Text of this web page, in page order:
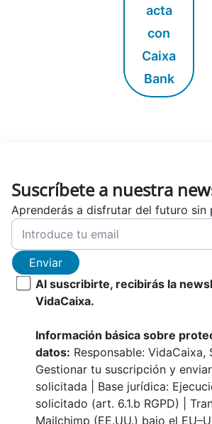
acta
con
Caixa
Bank
Suscríbete a nuestra
Aprenderás a disfrutar del futuro sin
Enviar
Al suscribirte, recibirás la
VidaCaixa.
Información básica sobre
datos: Responsable: VidaCaixa,
Gestionar tu suscripción y
solicitada | Base jurídica:
solicitado (art. 6.1.b RGPD) |
Mailchimp (EE.UU.) bajo el